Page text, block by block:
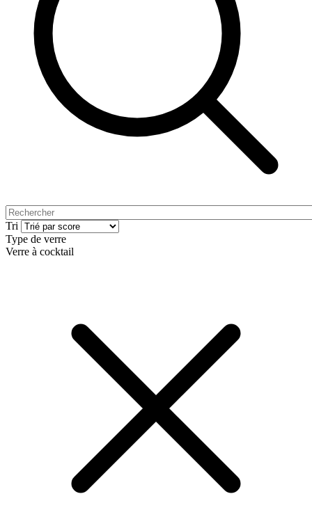
Tri
Type de verre
Verre à cocktail